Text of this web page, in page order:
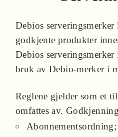
Debios
godkjente produkter
Debios
bruk av Debio-merker i
Reglene gjelder som et
omfattes av.